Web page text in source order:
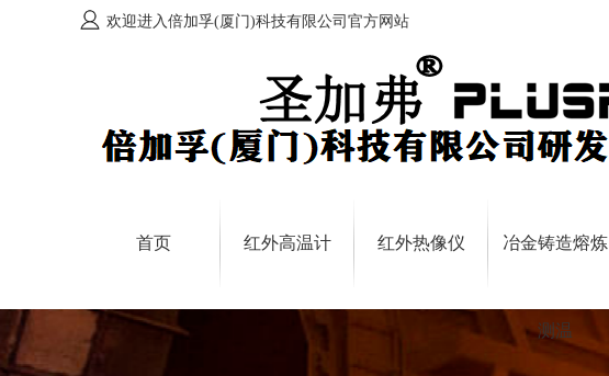
欢迎进入倍加孚(厦门)科技有限公司官方网站
首页 红外高温计 红外热像仪 冶金铸造熔炼
测温